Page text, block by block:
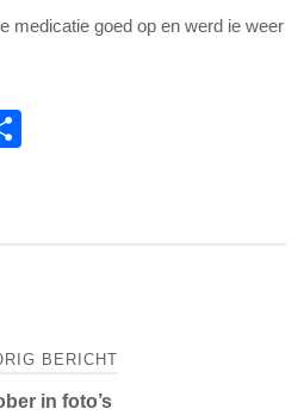
medicatie goed op en werd ie weer
BERICHT
in foto’s